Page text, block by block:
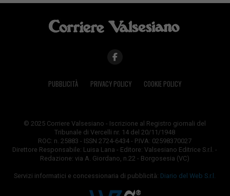
PUBBLICITÀ PRIVACY POLICY COOKIE POLICY
© 2025 Corriere Valsesiano - Iscrizione al Registro giornali del
Tribunale di Vercelli nr. 14 del 20/11/1948
ROC: n. 25883 - ISSN 2724-6434 - P.IVA: 02598370027
Direttore Responsabile: Luisa Lana - Editore: Valsesiano Editrice S.r.l. -
Redazione: via A. Giordano, n.22 - Borgosesia (VC)
Servizi informatici e concessionaria di pubblicità: Diario del Web S.r.l.